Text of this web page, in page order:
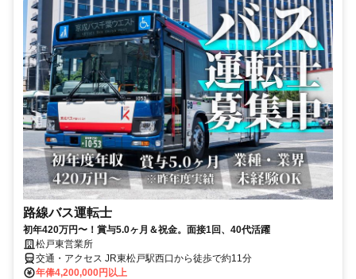
路線バス運転士
初年420万円〜！賞与5.0ヶ月＆祝金。面接1回、40代活躍
松戸東営業所
交通・アクセス JR東松戸駅西口から徒歩で約11分
年俸4,200,000円以上